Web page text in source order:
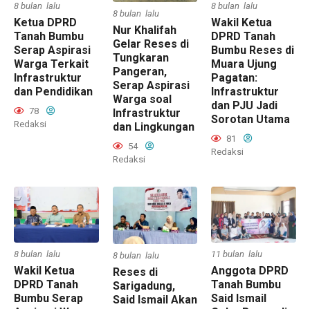
8 bulan lalu
Ketua DPRD
Tanah Bumbu
Serap Aspirasi
Warga Terkait
Infrastruktur
dan Pendidikan
78
Redaksi
8 bulan lalu
Nur Khalifah
Gelar Reses di
Tungkaran
Pangeran,
Serap Aspirasi
Warga soal
Infrastruktur
dan Lingkungan
54
Redaksi
8 bulan lalu
Wakil Ketua
DPRD Tanah
Bumbu Reses di
Muara Ujung
Pagatan:
Infrastruktur
dan PJU Jadi
Sorotan Utama
81
Redaksi
8 bulan lalu
Wakil Ketua
DPRD Tanah
Bumbu Serap
8 bulan lalu
Reses di
Sarigadung,
Said Ismail Akan
11 bulan lalu
Anggota DPRD
Tanah Bumbu
Said Ismail